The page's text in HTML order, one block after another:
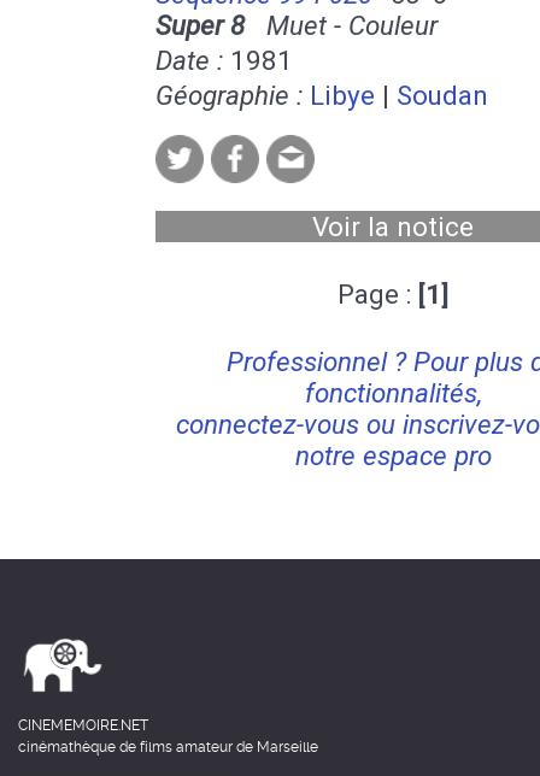
Super 8Muet - Couleur
Date : 1981
Géographie : Libye | Soudan
Voir la notice
Page : [1]
Professionnel ? Pour plus
fonctionnalités,
connectez-vous ou inscrivez-
notre espace pro
CINEMEMOIRE.NET
cinémathèque de films amateur de Marseille